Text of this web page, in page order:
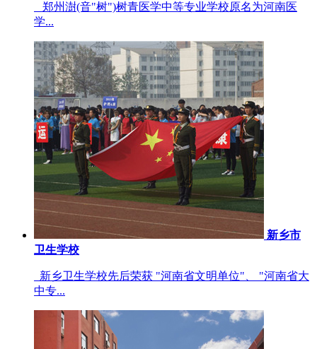
郑州澍(音"树")树青医学中等专业学校原名为河南医
学...
新乡市
卫生学校
新乡卫生学校先后荣获 "河南省文明单位"、 "河南省大
中专...